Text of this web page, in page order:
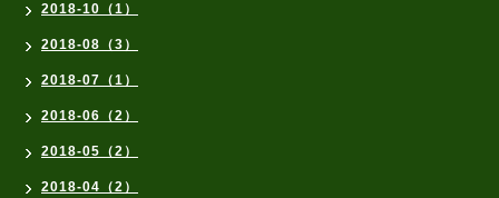
2018-10（1）
2018-08（3）
2018-07（1）
2018-06（2）
2018-05（2）
2018-04（2）